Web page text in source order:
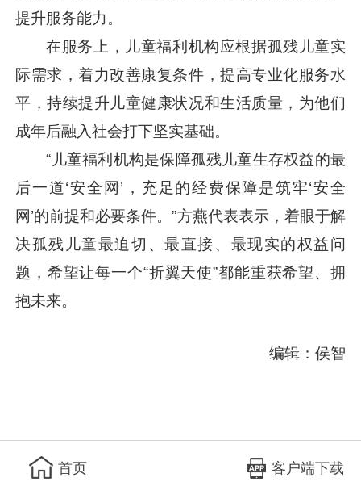
提升服务能力。
在服务上，儿童福利机构应根据孤残儿童实
际需求，着力改善康复条件，提高专业化服务水
平，持续提升儿童健康状况和生活质量，为他们
成年后融入社会打下坚实基础。
“儿童福利机构是保障孤残儿童生存权益的最
后一道‘安全网’，充足的经费保障是筑牢‘安全
网’的前提和必要条件。”方燕代表表示，着眼于解
决孤残儿童最迫切、最直接、最现实的权益问
题，希望让每一个“折翼天使”都能重获希望、拥
抱未来。
编辑：侯智
首页 客户端下载